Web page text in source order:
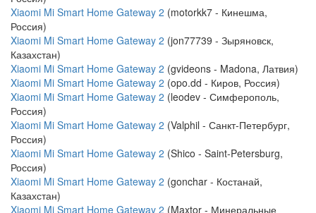
Xiaomi Mi Smart Home Gateway 2 (motorkk7 - Кинешма,
Россия)
Xiaomi Mi Smart Home Gateway 2 (jon77739 - Зыряновск,
Казахстан)
Xiaomi Mi Smart Home Gateway 2 (gvideons - Madona, Латвия)
Xiaomi Mi Smart Home Gateway 2 (opo.dd - Киров, Россия)
Xiaomi Mi Smart Home Gateway 2 (leodev - Симферополь,
Россия)
Xiaomi Mi Smart Home Gateway 2 (Valphil - Санкт-Петербург,
Россия)
Xiaomi Mi Smart Home Gateway 2 (Shico - Saint-Petersburg,
Россия)
Xiaomi Mi Smart Home Gateway 2 (gonchar - Костанай,
Казахстан)
Xiaomi Mi Smart Home Gateway 2 (Maxtor - Минеральные